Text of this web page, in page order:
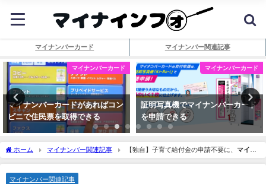
マイナンバーカード マイナンバー関連記事
マイナンバーカード
マイナンバーカードがあればコン
ビニで住民票を取得できる
マイナンバーカード
証明写真機でマイナンバーカード
を申請できる
ホーム マイナンバー関連記事 【独自】子育て給付金の申請不要に、マイナ
ンバー活用し直接支給…政府方針
マイナンバー関連記事